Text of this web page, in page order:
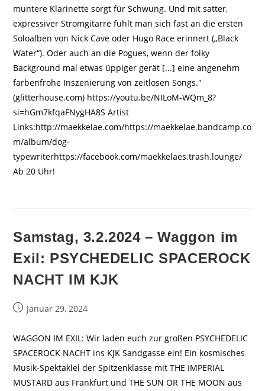
muntere Klarinette sorgt für Schwung. Und mit satter,
expressiver Stromgitarre fühlt man sich fast an die ersten
Soloalben von Nick Cave oder Hugo Race erinnert („Black
Water“). Oder auch an die Pogues, wenn der folky
Background mal etwas üppiger gerät [...] eine angenehm
farbenfrohe Inszenierung von zeitlosen Songs."
(glitterhouse.com) https://youtu.be/NILoM-WQm_8?
si=hGm7kfqaFNygHA8S Artist
Links:http://maekkelae.com/https://maekkelae.bandcamp.co
m/album/dog-
typewriterhttps://facebook.com/maekkelaes.trash.lounge/
Ab 20 Uhr!
Samstag, 3.2.2024 – Waggon im
Exil: PSYCHEDELIC SPACEROCK
NACHT IM KJK
BeitragJanuar 29, 2024
WAGGON IM EXIL: Wir laden euch zur großen PSYCHEDELIC
SPACEROCK NACHT ins KJK Sandgasse ein! Ein kosmisches
Musik-Spektaklel der Spitzenklasse mit THE IMPERIAL
MUSTARD aus Frankfurt und THE SUN OR THE MOON aus